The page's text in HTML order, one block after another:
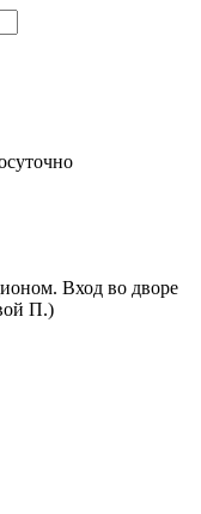
Вход во дворе
П.)